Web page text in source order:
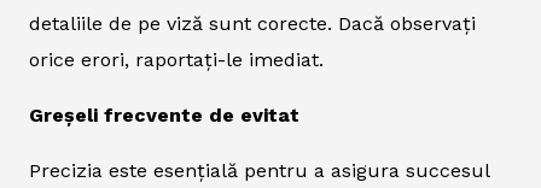
detaliile de pe viză sunt corecte. Dacă observați
orice erori, raportați-le imediat.
Greșeli frecvente de evitat
Precizia este esențială pentru a asigura succesul